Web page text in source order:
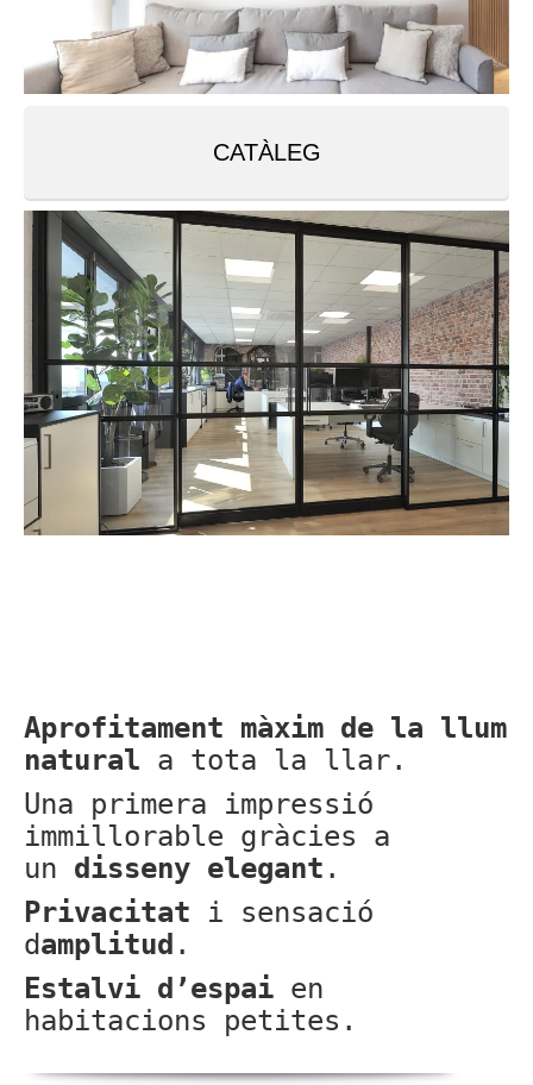
CATÀLEG
Aprofitament màxim de la llum
natural a tota la llar.
Una primera impressió
immillorable gràcies a
un disseny elegant .
Privacitat i sensació
damplitud .
Estalvi d’espai en
habitacions petites.